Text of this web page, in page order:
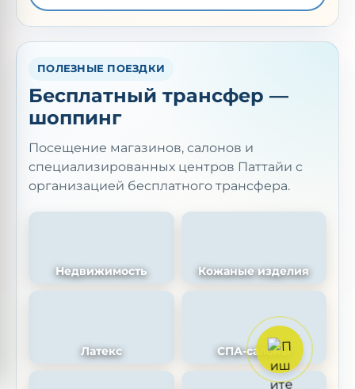
ПОЛЕЗНЫЕ ПОЕЗДКИ
Бесплатный трансфер —
шоппинг
Посещение магазинов, салонов и
специализированных центров Паттайи с
организацией бесплатного трансфера.
Недвижимость Кожаные изделия
Латекс СПА-салоны